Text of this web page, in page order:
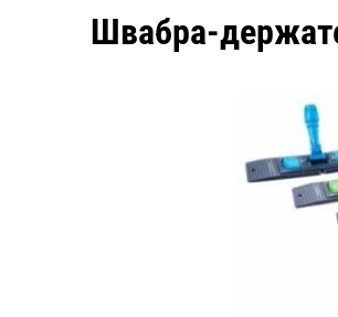
Швабра-